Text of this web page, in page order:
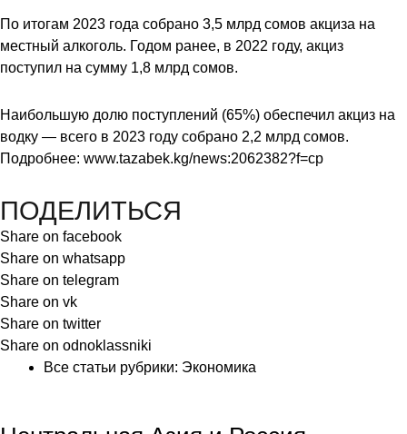
По итогам 2023 года собрано 3,5 млрд сомов акциза на
местный алкоголь. Годом ранее, в 2022 году, акциз
поступил на сумму 1,8 млрд сомов.
Наибольшую долю поступлений (65%) обеспечил акциз на
водку — всего в 2023 году собрано 2,2 млрд сомов.
Подробнее: www.tazabek.kg/news:2062382?f=cp
ПОДЕЛИТЬСЯ
Share on facebook
Share on whatsapp
Share on telegram
Share on vk
Share on twitter
Share on odnoklassniki
Все статьи рубрики: Экономика